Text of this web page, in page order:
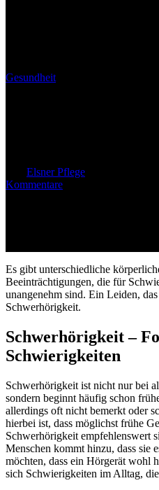
Gesundheit
Elsner Pflege
Kommentare
Es gibt unterschiedliche
Beeinträchtigungen, die für
unangenehm sind. Ein Leiden,
Schwerhörigkeit.
Schwerhörigkeit –
Schwierigkeiten
Schwerhörigkeit ist nicht nur bei
sondern beginnt häufig schon
allerdings oft nicht bemerkt oder
hierbei ist, dass möglichst frühe
Schwerhörigkeit empfehlenswert
Menschen kommt hinzu, dass sie
möchten, dass ein Hörgerät wohl
sich Schwierigkeiten im Alltag,